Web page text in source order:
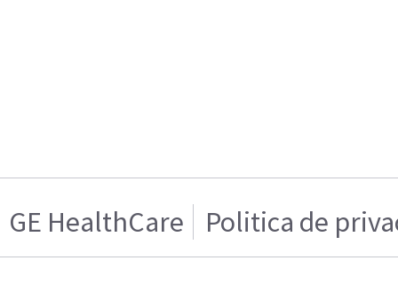
GE HealthCare Politica de